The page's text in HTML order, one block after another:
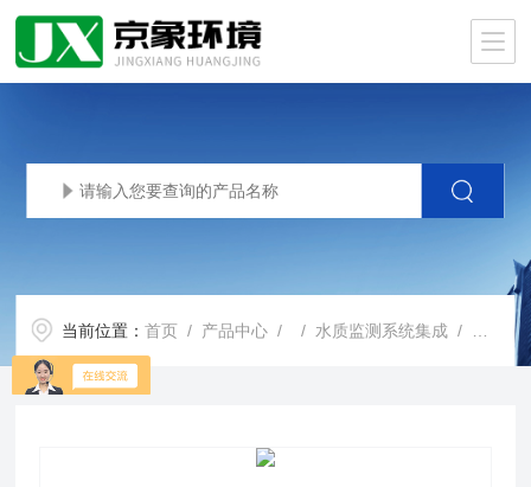
当前位置：首页 / 产品中心 / / 水质监测系统集成 / 水质监测系统集成